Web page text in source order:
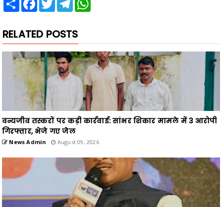
RELATED POSTS
वन्यजीव तस्करों पर कड़ी कार्रवाई: सांभर शिकार मामले में 3 आरोपी
गिरफ्तार, भेजे गए जेल
News Admin August 09, 2026